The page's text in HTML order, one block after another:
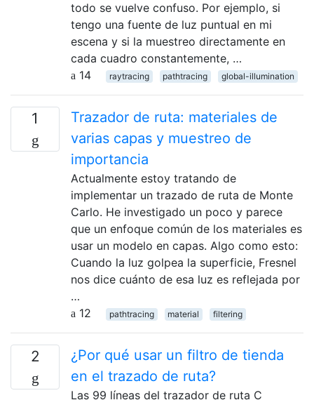
todo se vuelve confuso. Por ejemplo, si
tengo una fuente de luz puntual en mi
escena y si la muestreo directamente en
cada cuadro constantemente, …
14
raytracing pathtracing global-illumination
1
Trazador de ruta: materiales de
varias capas y muestreo de
importancia
Actualmente estoy tratando de
implementar un trazado de ruta de Monte
Carlo. He investigado un poco y parece
que un enfoque común de los materiales es
usar un modelo en capas. Algo como esto:
Cuando la luz golpea la superficie, Fresnel
nos dice cuánto de esa luz es reflejada por
…
12
pathtracing material filtering
2
¿Por qué usar un filtro de tienda
en el trazado de ruta?
Las 99 líneas del trazador de ruta C